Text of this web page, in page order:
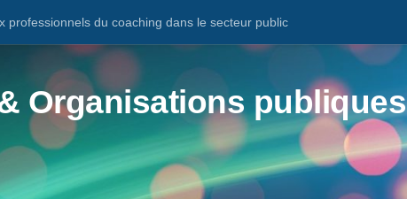
professionnels du coaching dans le secteur public
Organisations publiques